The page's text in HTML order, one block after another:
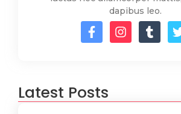
dapibus leo.
Latest Posts